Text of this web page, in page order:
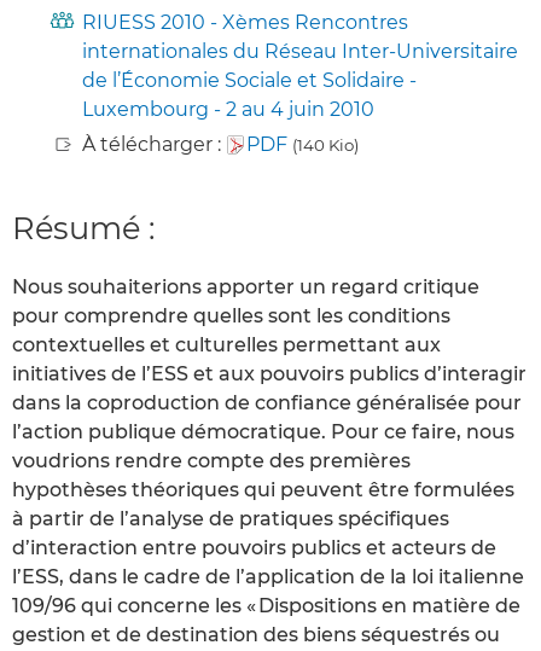
RIUESS 2010 - Xèmes Rencontres
internationales du Réseau Inter-Universitaire
de l’Économie Sociale et Solidaire -
Luxembourg - 2 au 4 juin 2010
À télécharger :
PDF (140 Kio)
Résumé :
Nous souhaiterions apporter un regard critique
pour comprendre quelles sont les conditions
contextuelles et culturelles permettant aux
initiatives de l’ESS et aux pouvoirs publics d’interagir
dans la coproduction de confiance généralisée pour
l’action publique démocratique. Pour ce faire, nous
voudrions rendre compte des premières
hypothèses théoriques qui peuvent être formulées
à partir de l’analyse de pratiques spécifiques
d’interaction entre pouvoirs publics et acteurs de
l’ESS, dans le cadre de l’application de la loi italienne
109/96 qui concerne les « Dispositions en matière de
gestion et de destination des biens séquestrés ou